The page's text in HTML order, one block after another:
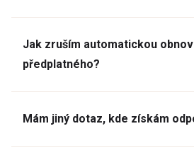
Jak zruším automatickou
předplatného?
Mám jiný dotaz, kde získám